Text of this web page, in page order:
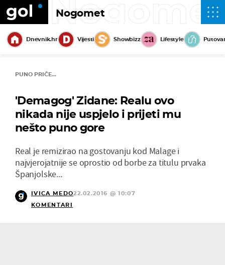
Nogomet
Dnevnik.hr Vijesti Showbizz Lifestyle
PUNO PRIČE...
'Demagog' Zidane: Realu ovo
nikada nije uspjelo i prijeti mu
nešto puno gore
Real je remizirao na gostovanju kod Malage i
najvjerojatnije se oprostio od borbe za titulu prvaka
Španjolske...
IVICA MEDO22.02.2016 @ 10:07
KOMENTARI